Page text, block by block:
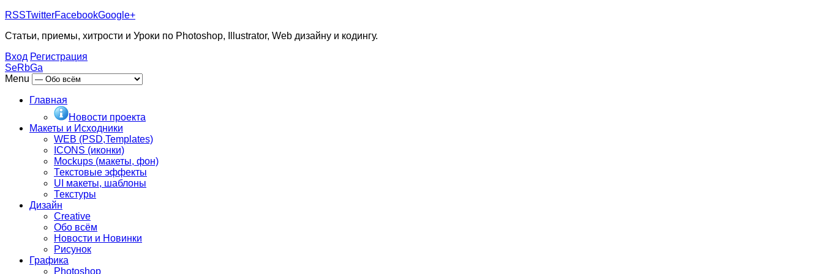
RSSTwitterFacebookGoogle+
Статьи, приемы, хитрости и Уроки по Photoshop, Illustrator, Web дизайну и кодингу.
Вход Регистрация
SeRbGa
Menu
Главная
Новости проекта
Макеты и Исходники
WEB (PSD,Templates)
ICONS (иконки)
Mockups (макеты, фон)
Текстовые эффекты
UI макеты, шаблоны
Текстуры
Дизайн
Creative
Обо всём
Новости и Новинки
Рисунок
Графика
Photoshop